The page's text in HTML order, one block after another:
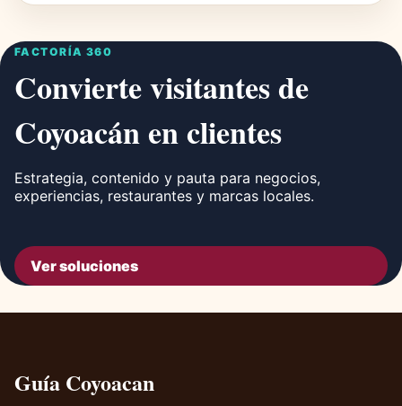
FACTORÍA 360
Convierte visitantes de
Coyoacán en clientes
Estrategia, contenido y pauta para negocios,
experiencias, restaurantes y marcas locales.
Ver soluciones
Guía Coyoacan